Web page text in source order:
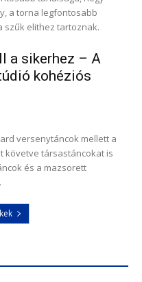
a torna legfontosabb
szűk elithez tartoznak.
a sikerhez – A
kohéziós
versenytáncok mellett a
követve társastáncokat is
és a mazsorett